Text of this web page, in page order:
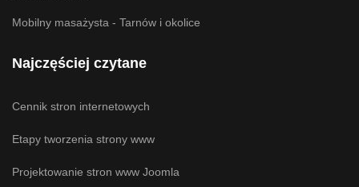
Mobilny masażysta - Tarnów i okolice
Najczęściej czytane
Cennik stron internetowych
Etapy tworzenia strony www
Projektowanie stron www Joomla